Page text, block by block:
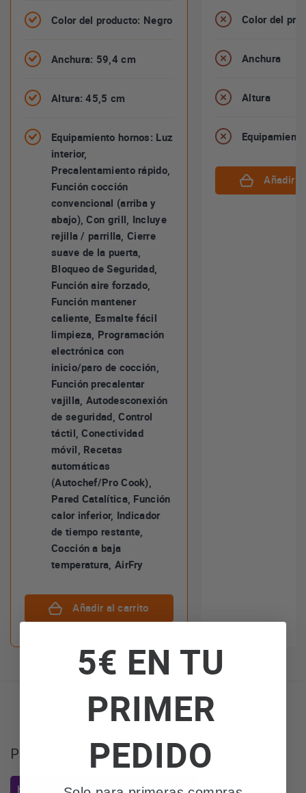
Color del producto: Negro
Anchura: 59,4 cm
Altura: 45,5 cm
Equipamiento hornos: Luz
interior,
Precalentamiento rápido,
Función cocción
convencional (arriba y
abajo), Con grill, Incluye
rejilla / parrilla, Cierre
suave de la puerta,
Bloqueo de Seguridad,
Función aire forzado,
Función mantener
caliente, Esmalte fácil
limpieza, Programación
electrónica con
inicio/paro de cocción,
Función precalentar
vajilla, Autodesconexión
de seguridad, Control
táctil, Conectividad
móvil, Recetas
automáticas
(Autochef/Pro Cook),
Pared Catalítica, Función
calor inferior, Indicador
de tiempo restante,
Cocción a baja
temperatura, AirFry
Añadir al carrito
Color del
Anchura
Altura
Añadir
Preguntas de los usuarios
Hacer una pregunta sobre el artículo
5€ EN TU
PRIMER
PEDIDO